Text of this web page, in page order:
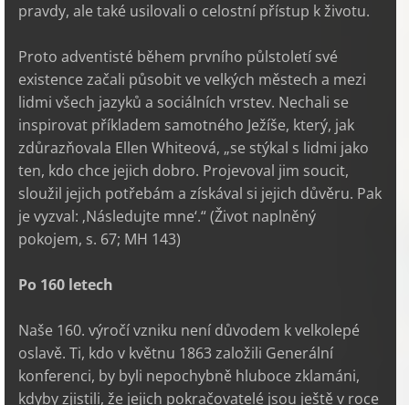
pravdy, ale také usilovali o celostní přístup k životu.
Proto adventisté během prvního půlstoletí své
existence začali působit ve velkých městech a mezi
lidmi všech jazyků a sociálních vrstev. Nechali se
inspirovat příkladem samotného Ježíše, který, jak
zdůrazňovala Ellen Whiteová, „se stýkal s lidmi jako
ten, kdo chce jejich dobro. Projevoval jim soucit,
sloužil jejich potřebám a získával si jejich důvěru. Pak
je vyzval: ‚Následujte mne‘.“ (Život naplněný
pokojem, s. 67; MH 143)
Po 160 letech
Naše 160. výročí vzniku není důvodem k velkolepé
oslavě. Ti, kdo v květnu 1863 založili Generální
konferenci, by byli nepochybně hluboce zklamáni,
kdyby zjistili, že jejich pokračovatelé jsou ještě v roce